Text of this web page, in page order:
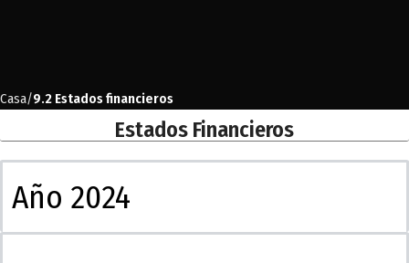
Casa 9.2 Estados financieros
Estados Financieros
Año 2024